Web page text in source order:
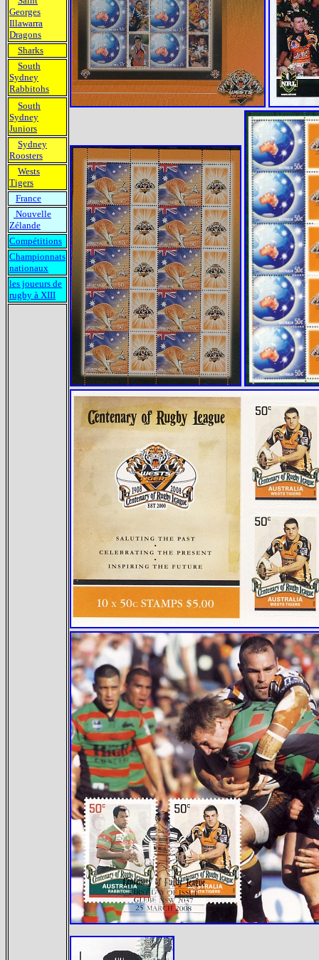
Georges
Illawarra
Dragons
Sharks
South
Sydney
Rabbitohs
South
Sydney
Juniors
Sydney
Roosters
Wests
Tigers
France
Nouvelle
Zélande
Compétitions
Championnats
nationaux
les joueurs de
rugby à XIII